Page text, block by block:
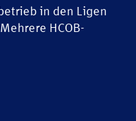
in den Ligen
HCOB-